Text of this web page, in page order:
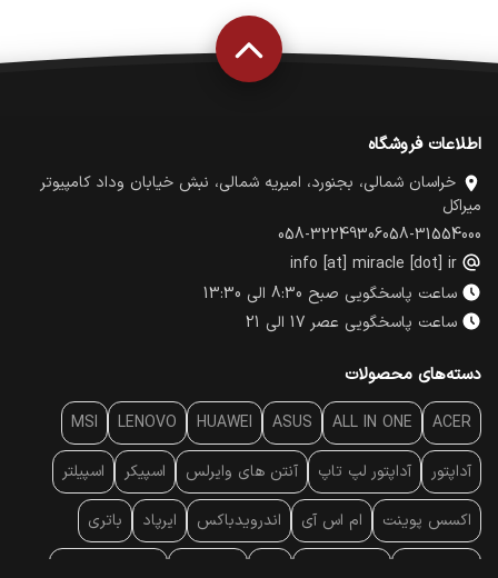
اطلاعات فروشگاه
خراسان شمالی، بجنورد، امیریه شمالی، نبش خیابان وداد کامپیوتر
میراکل
058-31554000
058-32249306
info [at] miracle [dot] ir
ساعت پاسخگویی صبح 8:30 الی 13:30
ساعت پاسخگویی عصر 17 الی 21
دسته‌های محصولات
ACER
ALL IN ONE
ASUS
HUAWEI
LENOVO
MSI
آداپتور آداپتور لپ تاپ آنتن‌ های وایرلس اسپیکر اسپیلتر
اکسس پوینت ام اس آی اندرویدباکس ایرپاد باتری